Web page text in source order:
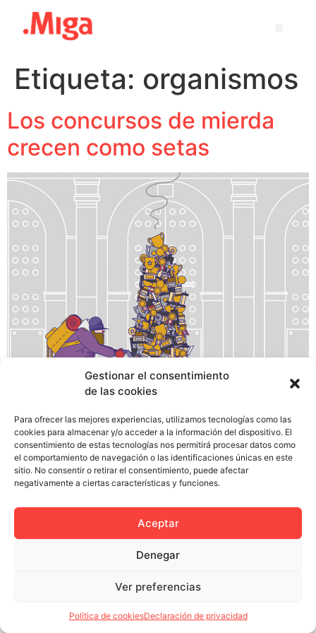
Gestionar el consentimiento
de las cookies
Para ofrecer las mejores experiencias, utilizamos tecnologías como las
cookies para almacenar y/o acceder a la información del dispositivo. El
consentimiento de estas tecnologías nos permitirá procesar datos como
el comportamiento de navegación o las identificaciones únicas en este
sitio. No consentir o retirar el consentimiento, puede afectar
negativamente a ciertas características y funciones.
Aceptar
Denegar
Ver preferencias
Política de cookiesDeclaración de privacidad
Etiqueta: organismos
Los concursos de mierda
crecen como setas
La Asociación Micológica Nosolosetas y la
Mancomunidad de Municipios del Bajo Guadalquivir
convoca dentro del programa de actividades
FUNGOFEST 2017 – Festival Gastro-artístico del Sur, el
Concurso de Diseño Gráfico e Identidad de la XD
Edición de las Jornadas Micológicas del Bajo
Podrán participar en el concurso […]
Política de privacidad
Política de cookies (UE)
Colectivo Miga © 2023